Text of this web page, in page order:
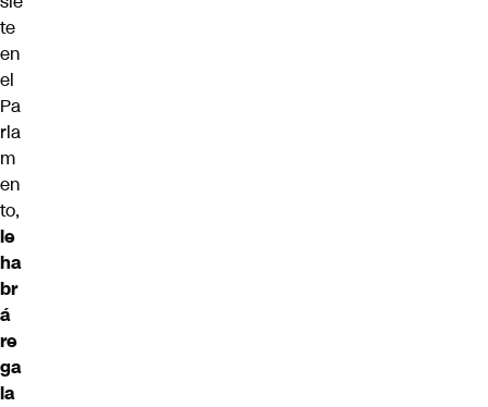
te
en
el
Pa
rla
m
en
to,
le
ha
br
á
re
ga
la